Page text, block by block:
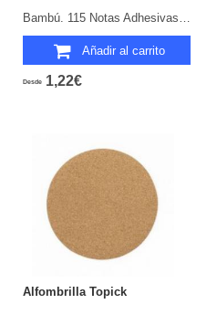
Bambú. 115 Notas Adhesivas 6,5 x 9,5 cm. 115 Mininotas Adhesivas 4 x 5 cm. 420 Mininotas Adhesivas 1,2 x 4,2 cm.
Añadir al carrito
Desde 1,22€
Alfombrilla Topick